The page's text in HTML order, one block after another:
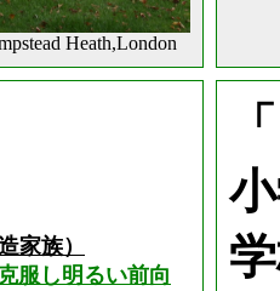
Heath,London
家族）
服し明るい前向